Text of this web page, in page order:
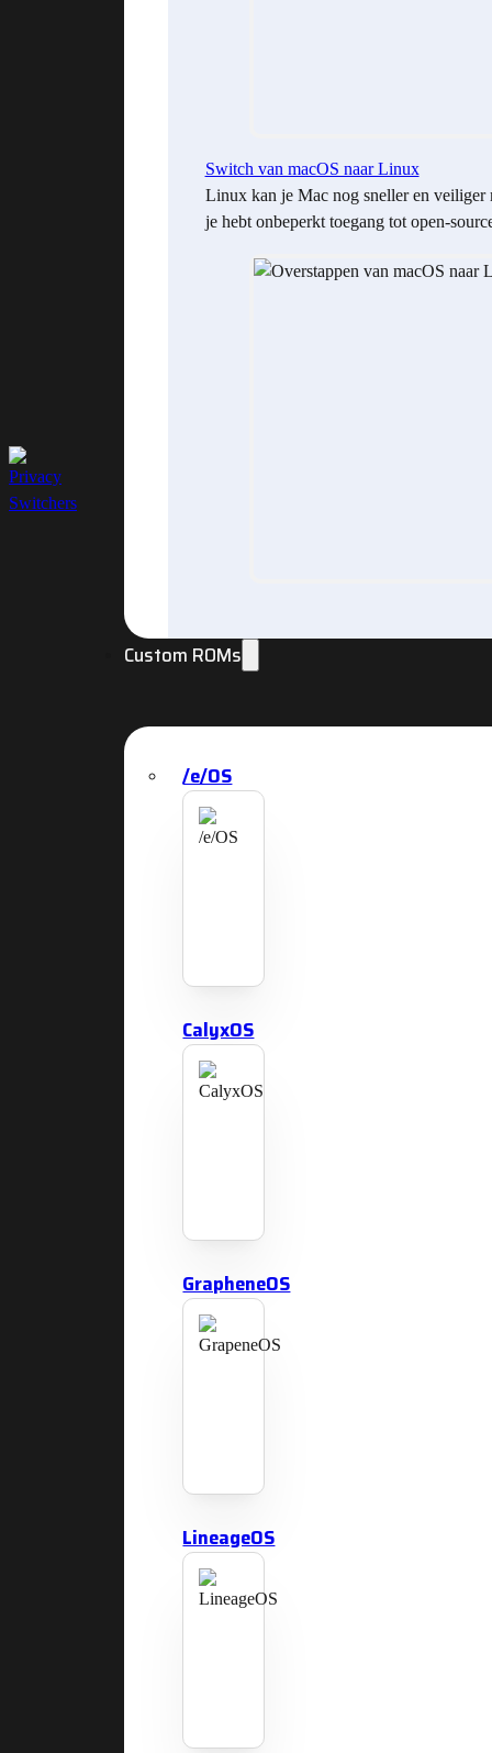
Switch van macOS naar Linux
Linux kan je Mac nog sneller en veiliger
je hebt onbeperkt toegang tot open-
Custom ROMs
/e/OS
CalyxOS
GrapheneOS
LineageOS